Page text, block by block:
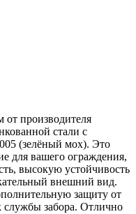
от производителя
стали с
(зелёный мох). Это
для вашего ограждения,
высокую устойчивость
внешний вид.
защиту от
службы забора. Отлично